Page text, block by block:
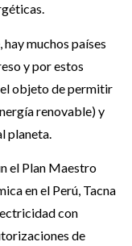
muchos países
y por estos
objeto de permitir
renovable) y
planeta.
el Plan Maestro
en el Perú, Tacna
con
de